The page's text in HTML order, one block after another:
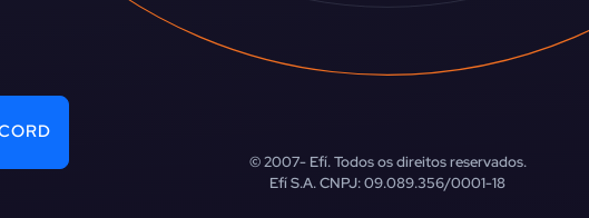
© 2007-Efí. Todos os direitos reservados.
Efí S.A. CNPJ: 09.089.356/0001-18